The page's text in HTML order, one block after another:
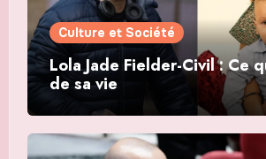
Culture et Société
Lola Jade Fielder-Civil : Ce
de sa vie